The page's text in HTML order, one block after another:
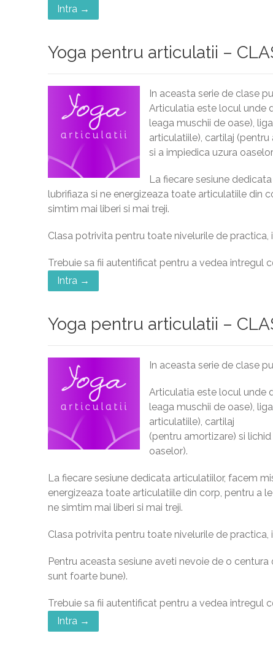
Intra →
Yoga pentru articulatii –
In aceasta serie de clase
Articulatia este locul unde
leaga muschii de oase),
articulatiile), cartilaj
si a impiedica uzura
La fiecare sesiune
lubrifiaza si ne energizeaza toate articulatiile din
simtim mai liberi si mai treji.
Clasa potrivita pentru toate nivelurile de practica,
Trebuie sa fii autentificat pentru a vedea intregul
Intra →
Yoga pentru articulatii –
In aceasta serie de clase
Articulatia este locul unde
leaga muschii de oase),
articulatiile), cartilaj
(pentru amortizare) si
oaselor).
La fiecare sesiune dedicata articulatiilor, facem
energizeaza toate articulatiile din corp, pentru a
ne simtim mai liberi si mai treji.
Clasa potrivita pentru toate nivelurile de practica,
Pentru aceasta sesiune aveti nevoie de o
sunt foarte bune).
Trebuie sa fii autentificat pentru a vedea intregul
Intra →